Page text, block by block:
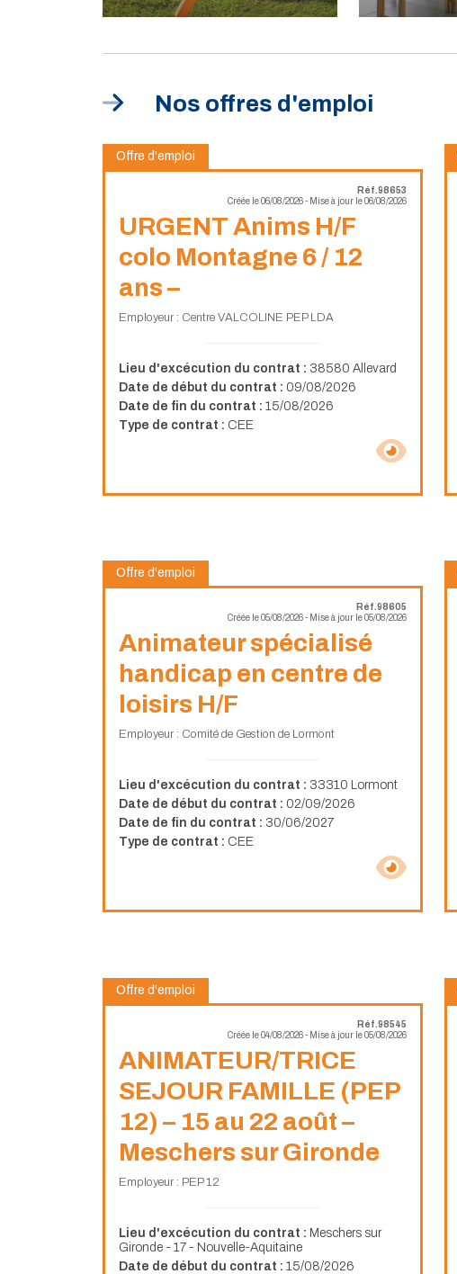
Nos offres d'emploi
Offre d'emploi
Réf.98653
Créée le 06/08/2026 - Mise à jour le 06/08/2026
URGENT Anims H/F
colo Montagne 6 / 12
ans –
Employeur : Centre VALCOLINE PEP LDA
Lieu d'excécution du contrat : 38580 Allevard
Date de début du contrat : 09/08/2026
Date de fin du contrat : 15/08/2026
Type de contrat : CEE
Offre d'emploi
Réf.98605
Créée le 05/08/2026 - Mise à jour le 05/08/2026
Animateur spécialisé
handicap en centre de
loisirs H/F
Employeur : Comité de Gestion de Lormont
Lieu d'excécution du contrat : 33310 Lormont
Date de début du contrat : 02/09/2026
Date de fin du contrat : 30/06/2027
Type de contrat : CEE
Offre d'emploi
Réf.98545
Créée le 04/08/2026 - Mise à jour le 05/08/2026
ANIMATEUR/TRICE
SEJOUR FAMILLE (PEP
12) – 15 au 22 août –
Meschers sur Gironde
Employeur : PEP 12
Lieu d'excécution du contrat : Meschers sur
Gironde - 17 - Nouvelle-Aquitaine
Date de début du contrat : 15/08/2026